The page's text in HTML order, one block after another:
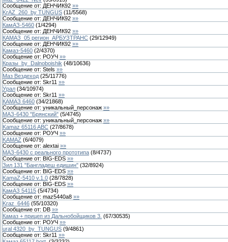
Сообщение от: ДЕНЧИК92 »»
KrAZ_260_by TUNGUS (11/5568)
Сообщение от: ДЕНЧИК92 »»
КамАЗ-5460 (1/4294)
Сообщение от: ДЕНЧИК92 »»
КАМАЗ_05 регион_АРБУЗТРАНС (29/12949)
Сообщение от: ДЕНЧИК92 »»
Камаз-5460 (2/4370)
Сообщение от: РОУЧ »»
Кразы_by_Dalnoboishik (48/10636)
Сообщение от: Stels »»
Маз Вездеход (25/11776)
Сообщение от: Skr11 »»
Урал (34/10974)
Сообщение от: Skr11 »»
КАМАЗ 6460 (34/21868)
Сообщение от: уникальный_персонаж »»
МАЗ-6430 "Брянский" (5/4745)
Сообщение от: уникальный_персонаж »»
Kamaz 65116 ABC (27/8678)
Сообщение от: РОУЧ »»
KAMAZ (6/4079)
Сообщение от: alextai »»
МАЗ-6430 с реального прототипа (8/4737)
Сообщение от: BIG-EDS »»
Зил 131 "Бангладеш едишин" (32/8924)
Сообщение от: BIG-EDS »»
KamaZ-5410 v.1.0 (28/7828)
Сообщение от: BIG-EDS »»
КамАЗ 54115 (5/4734)
Сообщение от: maz5440a8 »»
Kraz_6446 (55/10320)
Сообщение от: DB »»
Камаз + прицеп из Дальнобойщиков 3. (67/30535)
Сообщение от: РОУЧ »»
ural 4320_by_TUNGUS (9/4861)
Сообщение от: Skr11 »»